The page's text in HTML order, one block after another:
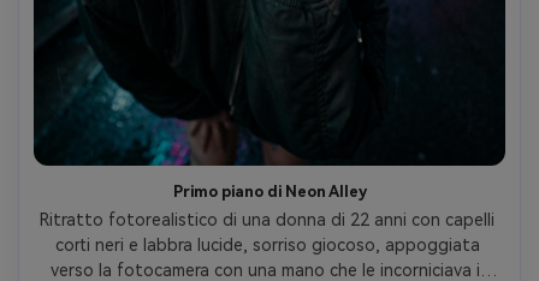
Primo piano di Neon Alley
Ritratto fotorealistico di una donna di 22 anni con capelli
corti neri e labbra lucide, sorriso giocoso, appoggiata
verso la fotocamera con una mano che le incorniciava il